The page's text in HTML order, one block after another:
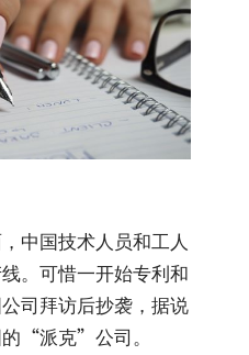
中国技术人员和工人
。可惜一开始专利和
司拜访后抄袭，据说
“派克”公司。